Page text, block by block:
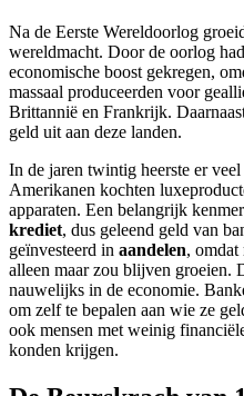
Na de Eerste Wereldoorlog
wereldmacht. Door de oorlog
economische boost gekregen,
massaal produceerden voor
Brittannië en Frankrijk.
geld uit aan deze landen.
In de jaren twintig heerste er
Amerikanen kochten
apparaten. Een belangrijk
krediet, dus geleend geld van
geïnvesteerd in aandelen, omdat
alleen maar zou blijven groeien.
nauwelijks in de economie.
om zelf te bepalen aan wie ze
ook mensen met weinig
konden krijgen.